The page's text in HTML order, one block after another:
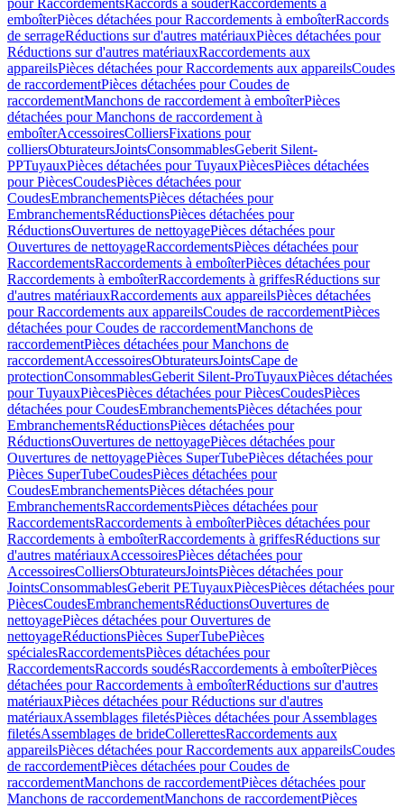
pour RaccordementsRaccords à souderRaccordements à
emboîterPièces détachées pour Raccordements à emboîterRaccords
de serrageRéductions sur d'autres matériauxPièces détachées pour
Réductions sur d'autres matériauxRaccordements aux
appareilsPièces détachées pour Raccordements aux appareilsCoudes
de raccordementPièces détachées pour Coudes de
raccordementManchons de raccordement à emboîterPièces
détachées pour Manchons de raccordement à
emboîterAccessoiresColliersFixations pour
colliersObturateursJointsConsommablesGeberit Silent-
PPTuyauxPièces détachées pour TuyauxPiècesPièces détachées
pour PiècesCoudesPièces détachées pour
CoudesEmbranchementsPièces détachées pour
EmbranchementsRéductionsPièces détachées pour
RéductionsOuvertures de nettoyagePièces détachées pour
Ouvertures de nettoyageRaccordementsPièces détachées pour
RaccordementsRaccordements à emboîterPièces détachées pour
Raccordements à emboîterRaccordements à griffesRéductions sur
d'autres matériauxRaccordements aux appareilsPièces détachées
pour Raccordements aux appareilsCoudes de raccordementPièces
détachées pour Coudes de raccordementManchons de
raccordementPièces détachées pour Manchons de
raccordementAccessoiresObturateursJointsCape de
protectionConsommablesGeberit Silent-ProTuyauxPièces détachées
pour TuyauxPiècesPièces détachées pour PiècesCoudesPièces
détachées pour CoudesEmbranchementsPièces détachées pour
EmbranchementsRéductionsPièces détachées pour
RéductionsOuvertures de nettoyagePièces détachées pour
Ouvertures de nettoyagePièces SuperTubePièces détachées pour
Pièces SuperTubeCoudesPièces détachées pour
CoudesEmbranchementsPièces détachées pour
EmbranchementsRaccordementsPièces détachées pour
RaccordementsRaccordements à emboîterPièces détachées pour
Raccordements à emboîterRaccordements à griffesRéductions sur
d'autres matériauxAccessoiresPièces détachées pour
AccessoiresColliersObturateursJointsPièces détachées pour
JointsConsommablesGeberit PETuyauxPiècesPièces détachées pour
PiècesCoudesEmbranchementsRéductionsOuvertures de
nettoyagePièces détachées pour Ouvertures de
nettoyageRéductionsPièces SuperTubePièces
spécialesRaccordementsPièces détachées pour
RaccordementsRaccords soudésRaccordements à emboîterPièces
détachées pour Raccordements à emboîterRéductions sur d'autres
matériauxPièces détachées pour Réductions sur d'autres
matériauxAssemblages filetésPièces détachées pour Assemblages
filetésAssemblages de brideCollerettesRaccordements aux
appareilsPièces détachées pour Raccordements aux appareilsCoudes
de raccordementPièces détachées pour Coudes de
raccordementManchons de raccordementPièces détachées pour
Manchons de raccordementManchons de raccordementPièces